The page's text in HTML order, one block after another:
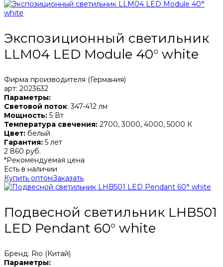
Экспозиционный светильник
LLM04 LED Module 40° white
Фирма производителя (Германия)
арт: 2023632
Параметры:
Световой поток: 347-412 лм
Мощность: 5 Вт
Температура свечения: 2700, 3000, 4000, 5000 К
Цвет: белый
Гарантия: 5 лет
2 860 руб.
*Рекомендуемая цена
Есть в наличии
Купить оптомЗаказать
Подвесной светильник LHB501
LED Pendant 60° white
Бренд: Rio (Китай)
Параметры: